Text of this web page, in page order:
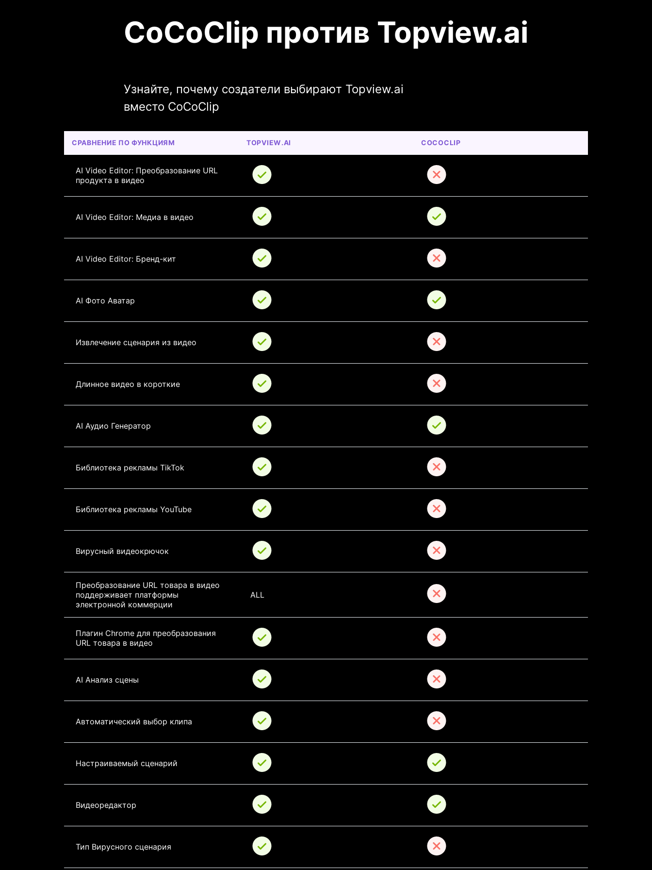
CoCoClip против Topview.ai
Узнайте, почему создатели выбирают Topview.ai
вместо CoCoClip
СРАВНЕНИЕ ПО ФУНКЦИЯМ TOPVIEW.AI COCOCLIP
AI Video Editor: Преобразование URL
продукта в видео
AI Video Editor: Медиа в видео
AI Video Editor: Бренд-кит
AI Фото Аватар
Извлечение сценария из видео
Длинное видео в короткие
AI Аудио Генератор
Библиотека рекламы TikTok
Библиотека рекламы YouTube
Вирусный видеокрючок
Преобразование URL товара в видео
поддерживает платформы
электронной коммерции
ALL
Плагин Chrome для преобразования
URL товара в видео
AI Анализ сцены
Автоматический выбор клипа
Настраиваемый сценарий
Видеоредактор
Тип Вирусного сценария